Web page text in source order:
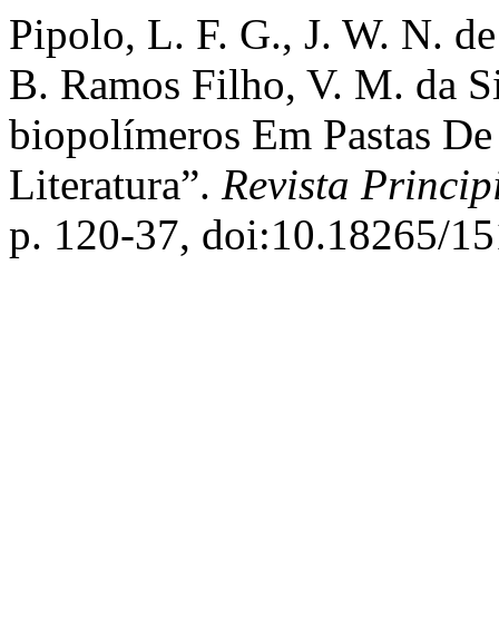
Pipolo, L. F. G., J. W. N.
B. Ramos Filho, V. M. da
biopolímeros Em Pastas
Literatura”. Revista
p. 120-37, doi:10.18265/